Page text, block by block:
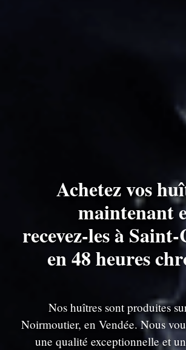
Achetez vos
maintenant
recevez-les à
en 48 heures
Nos huîtres sont produites
Noirmoutier, en Vendée. Nous
une qualité exceptionnelle et